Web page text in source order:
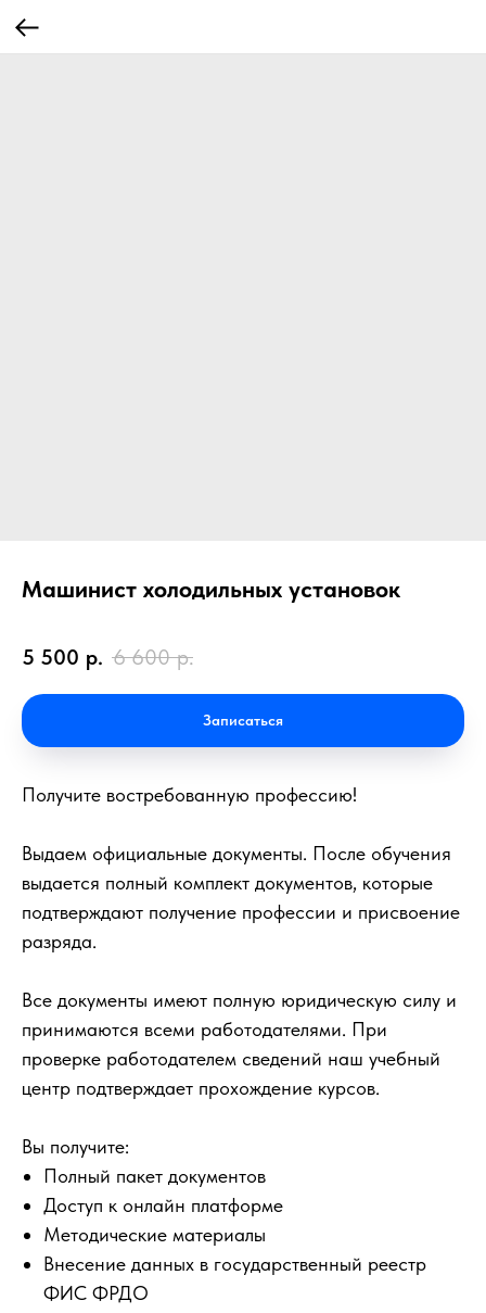
Машинист холодильных установок
5 500 р. 6 600 р.
Записаться
Получите востребованную профессию!
Выдаем официальные документы. После обучения
выдается полный комплект документов, которые
подтверждают получение профессии и присвоение
разряда.
Все документы имеют полную юридическую силу и
принимаются всеми работодателями. При
проверке работодателем сведений наш учебный
центр подтверждает прохождение курсов.
Вы получите:
Полный пакет документов
Доступ к онлайн платформе
Методические материалы
Внесение данных в государственный реестр
ФИС ФРДО